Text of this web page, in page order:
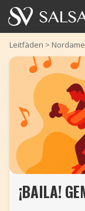
Startseite
Veranstaltungen
Nachrichten
Artikel
Videos
Salsa-Begriffe
Leitfäden >
¡BAILA!